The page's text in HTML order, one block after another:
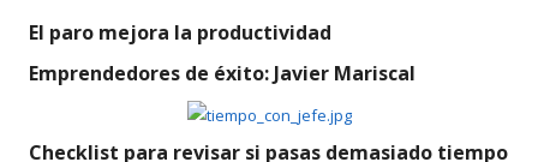
El paro mejora la productividad
Emprendedores de éxito: Javier Mariscal
Checklist para revisar si pasas demasiado tiempo